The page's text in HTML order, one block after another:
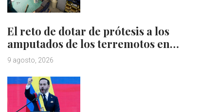
El reto de dotar de prótesis a los
amputados de los terremotos en…
9 agosto, 2026